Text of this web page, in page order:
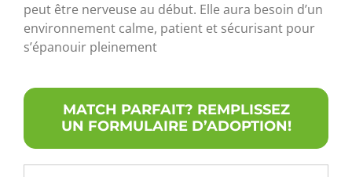
peut être nerveuse au début. Elle aura besoin d’un
environnement calme, patient et sécurisant pour
s’épanouir pleinement
MATCH PARFAIT? REMPLISSEZ
UN FORMULAIRE D’ADOPTION!